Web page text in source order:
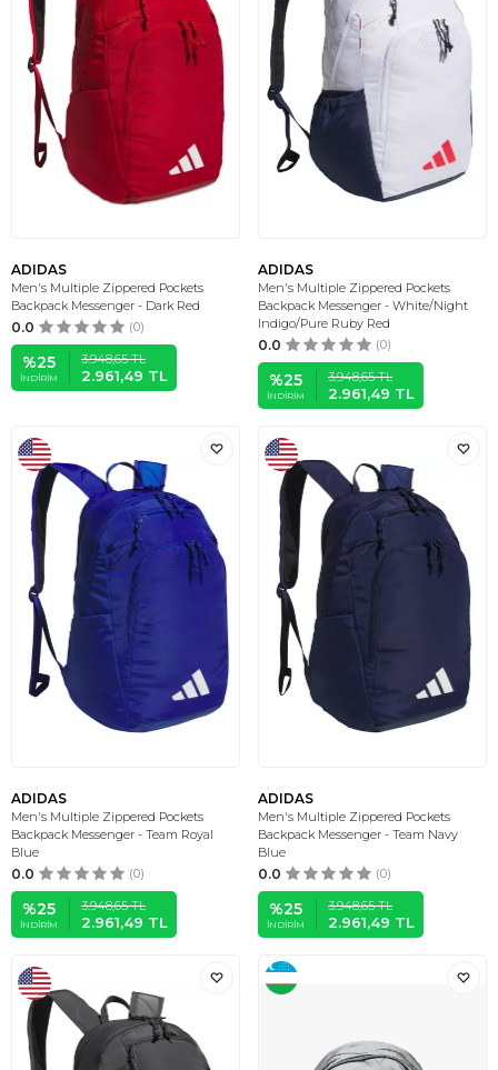
ADIDAS
Men's Multiple Zippered Pockets
Backpack Messenger - Dark Red
0.0 (0)
%25
İNDIRIM
3.948,65TL
2.961,49 TL
ADIDAS
Men's Multiple Zippered Pockets
Backpack Messenger - White/Night
Indigo/Pure Ruby Red
0.0 (0)
%25
İNDIRIM
3.948,65TL
2.961,49 TL
ADIDAS
Men's Multiple Zippered Pockets
Backpack Messenger - Team Royal
Blue
0.0 (0)
%25
İNDIRIM
3.948,65TL
2.961,49 TL
ADIDAS
Men's Multiple Zippered Pockets
Backpack Messenger - Team Navy
Blue
0.0 (0)
%25
İNDIRIM
3.948,65TL
2.961,49 TL